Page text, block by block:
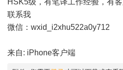
HSK5级，有笔译工作经验，有
联系我
微信：wxid_i2xhu522a0y712
来自: iPhone客户端